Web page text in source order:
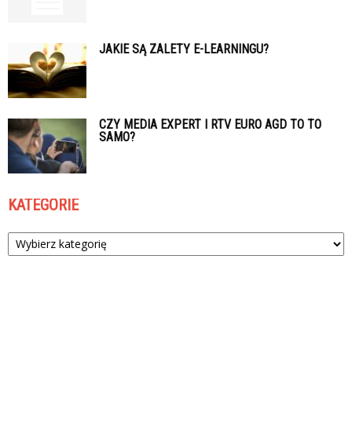
JAKIE SĄ ZALETY E-LEARNINGU?
CZY MEDIA EXPERT I RTV EURO AGD TO TO
SAMO?
KATEGORIE
Kategorie